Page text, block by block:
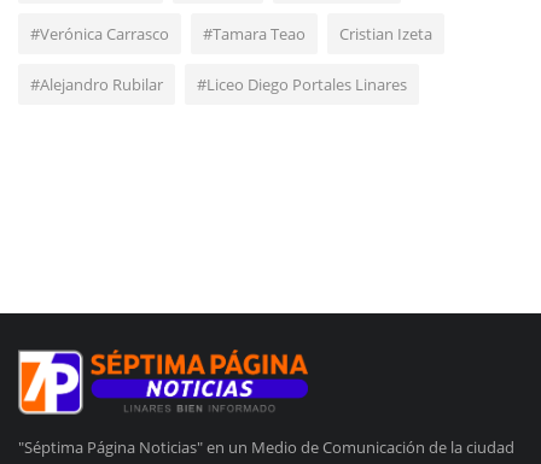
#Verónica Carrasco #Tamara Teao Cristian Izeta
#Alejandro Rubilar #Liceo Diego Portales Linares
"Séptima Página Noticias" en un Medio de Comunicación de la ciudad